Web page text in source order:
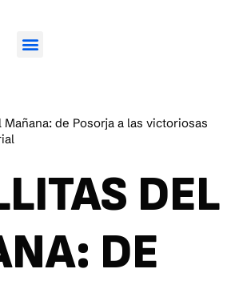
de Posorja a las victoriosas
DEL
DE